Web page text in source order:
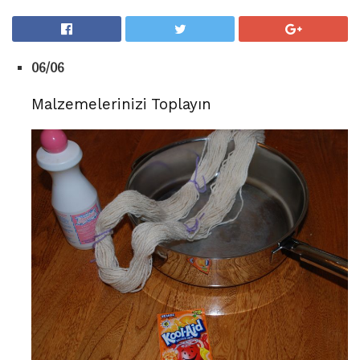
06/06
Malzemelerinizi Toplayın